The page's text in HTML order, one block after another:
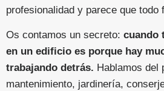
profesionalidad y parece que todo
Os contamos un secreto: cuando
en un edificio es porque hay
trabajando detrás. Hablamos del
mantenimiento, jardinería,